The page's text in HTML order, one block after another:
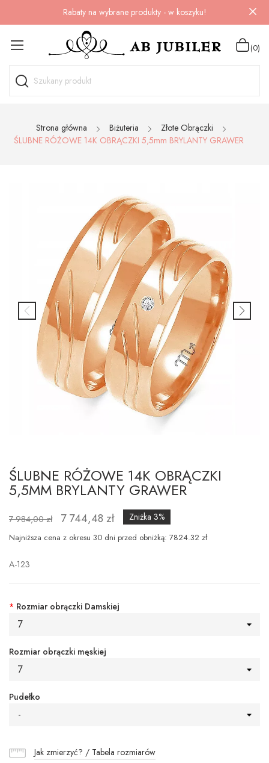
Rabaty na wybrane produkty - w koszyku!
(0)
Strona główna Biżuteria
Złote Obrączki
ŚLUBNE RÓŻOWE 14K OBRĄCZKI 5,5mm BRYLANTY GRAWER
ŚLUBNE RÓŻOWE 14K OBRĄCZKI
5,5MM BRYLANTY GRAWER
7 984,00 zł 7 744,48 zł Zniżka 3%
Najniższa cena z okresu 30 dni przed obniżką: 7824.32 zł
A-123
* Rozmiar obrączki Damskiej
7
Rozmiar obrączki męskiej
7
Pudełko
-
Jak zmierzyć? / Tabela rozmiarów